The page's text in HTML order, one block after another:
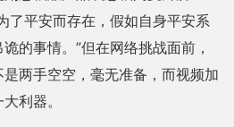
了平安而存在，假如自身平安系
的事情。”但在网络挑战面前，
两手空空，毫无准备，而视频加
利器。